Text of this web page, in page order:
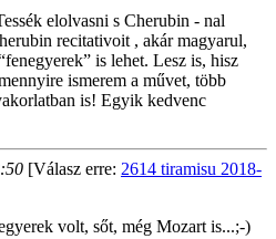
elolvasni s Cherubin - nal
recitativoit , akár magyarul,
is lehet. Lesz is, hisz
ismerem a művet, több
is! Egyik kedvenc
[Válasz erre: 2614 tiramisu 2018-
volt, sőt, még Mozart is...;-)